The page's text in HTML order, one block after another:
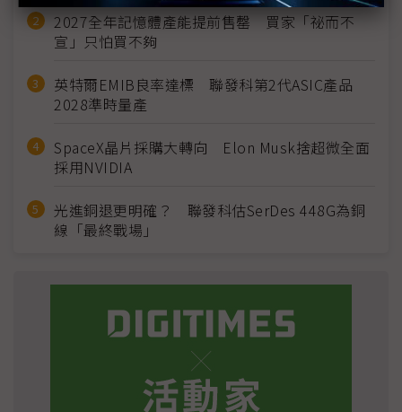
2027全年記憶體產能提前售罄 買家「祕而不
宣」只怕買不夠
英特爾EMIB良率達標 聯發科第2代ASIC產品
2028準時量產
SpaceX晶片採購大轉向 Elon Musk捨超微全面
採用NVIDIA
光進銅退更明確？ 聯發科估SerDes 448G為銅
線「最終戰場」